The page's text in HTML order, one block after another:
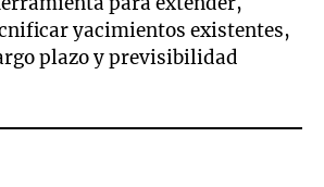
yacimientos existentes,
plazo y previsibilidad